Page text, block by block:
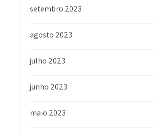
setembro 2023
agosto 2023
julho 2023
junho 2023
maio 2023